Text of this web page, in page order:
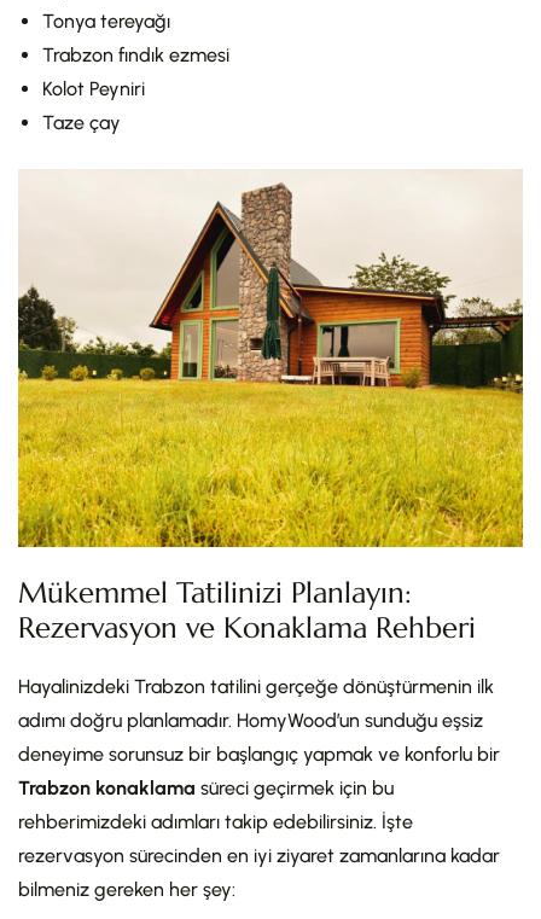
Tonya tereyağı
Trabzon fındık ezmesi
Kolot Peyniri
Taze çay
Mükemmel Tatilinizi Planlayın:
Rezervasyon ve Konaklama Rehberi
Hayalinizdeki Trabzon tatilini gerçeğe dönüştürmenin ilk
adımı doğru planlamadır. HomyWood’un sunduğu eşsiz
deneyime sorunsuz bir başlangıç yapmak ve konforlu bir
Trabzon konaklama süreci geçirmek için bu
rehberimizdeki adımları takip edebilirsiniz. İşte
rezervasyon sürecinden en iyi ziyaret zamanlarına kadar
bilmeniz gereken her şey: